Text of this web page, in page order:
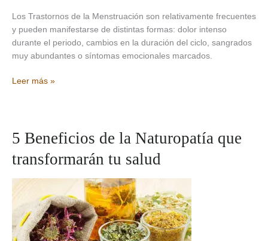
Los Trastornos de la Menstruación son relativamente frecuentes
y pueden manifestarse de distintas formas: dolor intenso
durante el periodo, cambios en la duración del ciclo, sangrados
muy abundantes o síntomas emocionales marcados.
Trastornos
y
cómo
abordarlos
Terapias
Naturales
Leer más »
5 Beneficios de la Naturopatía que
transformarán tu salud